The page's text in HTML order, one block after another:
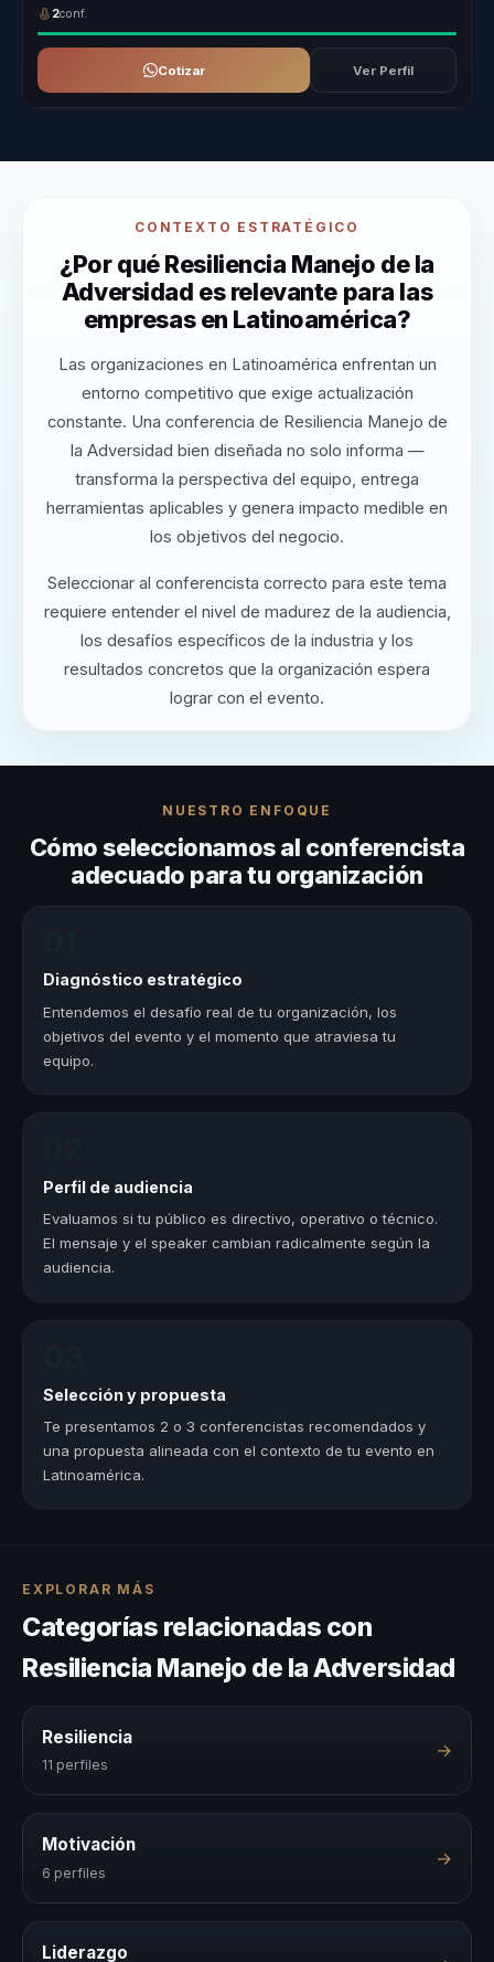
2conf.
Cotizar Ver Perfil
CONTEXTO ESTRATÉGICO
¿Por qué Resiliencia Manejo de la
Adversidad es relevante para las
empresas en Latinoamérica?
Las organizaciones en Latinoamérica enfrentan un
entorno competitivo que exige actualización
constante. Una conferencia de Resiliencia Manejo de
la Adversidad bien diseñada no solo informa —
transforma la perspectiva del equipo, entrega
herramientas aplicables y genera impacto medible en
los objetivos del negocio.
Seleccionar al conferencista correcto para este tema
requiere entender el nivel de madurez de la audiencia,
los desafíos específicos de la industria y los
resultados concretos que la organización espera
lograr con el evento.
NUESTRO ENFOQUE
Cómo seleccionamos al conferencista
adecuado para tu organización
Diagnóstico estratégico
Entendemos el desafío real de tu organización, los
objetivos del evento y el momento que atraviesa tu
equipo.
Perfil de audiencia
Evaluamos si tu público es directivo, operativo o técnico.
El mensaje y el speaker cambian radicalmente según la
audiencia.
Selección y propuesta
Te presentamos 2 o 3 conferencistas recomendados y
una propuesta alineada con el contexto de tu evento en
Latinoamérica.
EXPLORAR MÁS
Categorías relacionadas con
Resiliencia Manejo de la Adversidad
Resiliencia
11 perfiles
→
Motivación
6 perfiles
→
Liderazgo